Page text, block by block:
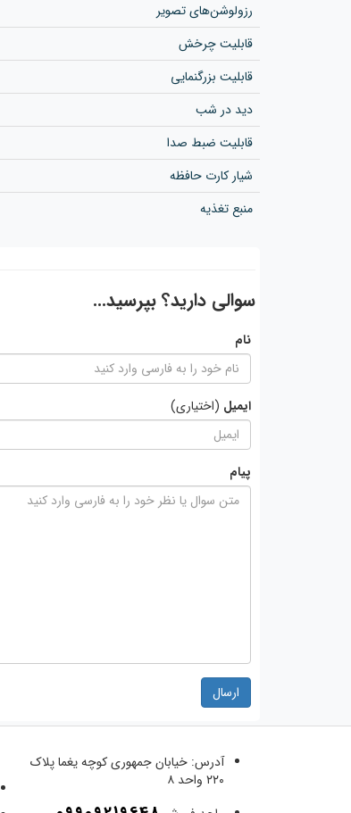
رزولوشن‌های تصویر
قابلیت چرخش
قابلیت بزرگنمایی
دید در شب
قابلیت ضبط صدا
شیار کارت حافظه
منبع تغذیه
سوالی دارید؟ بپرسید...
نام
ایمیل (اختیاری)
پیام
ارسال
آدرس: خیابان جمهوری کوچه یغما پلاک
۲۲۰ واحد ۸